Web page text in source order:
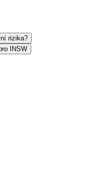
rizika?
INSW